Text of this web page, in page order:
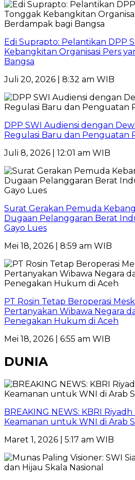
Edi Suprapto: Pelantikan DPP
Kebangkitan Organisasi Pers
Bangsa
Juli 20, 2026 | 8:32 am WIB
DPP SWI Audiensi dengan
Regulasi Baru dan Penguatan
Juli 8, 2026 | 12:01 am WIB
Surat Gerakan Pemuda
Dugaan Pelanggaran Berat
Gayo Lues
Mei 18, 2026 | 8:59 am WIB
PT Rosin Tetap Beroperasi
Pertanyakan Wibawa Negara
Penegakan Hukum di Aceh
Mei 18, 2026 | 6:55 am WIB
DUNIA
BREAKING NEWS: KBRI
Keamanan untuk WNI di Arab
Maret 1, 2026 | 5:17 am WIB